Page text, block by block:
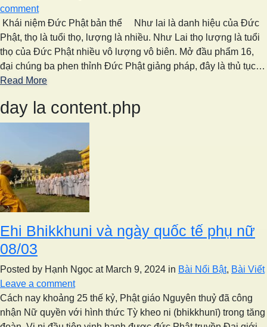
comment
Khái niệm Đức Phật bản thể Như lai là danh hiệu của Đức
Phật, thọ là tuổi thọ, lượng là nhiều. Như Lai thọ lượng là tuổi
thọ của Đức Phật nhiều vô lượng vô biên. Mở đầu phẩm 16,
đại chúng ba phen thỉnh Đức Phật giảng pháp, đây là thủ tục…
Read More
day la content.php
Ehi Bhikkhuni và ngày quốc tế phụ nữ
08/03
Posted by Hạnh Ngọc at March 9, 2024 in Bài Nổi Bật, Bài Viết
Leave a comment
Cách nay khoảng 25 thế kỷ, Phật giáo Nguyên thuỷ đã công
nhận Nữ quyền với hình thức Tỳ kheo ni (bhikkhunī) trong tăng